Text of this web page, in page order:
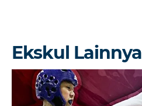
Ekskul Lainnya